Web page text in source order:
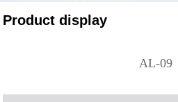
Product display
AL-09